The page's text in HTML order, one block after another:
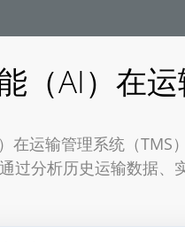
（AI）在
在运输管理系统（
过分析历史运输数据、